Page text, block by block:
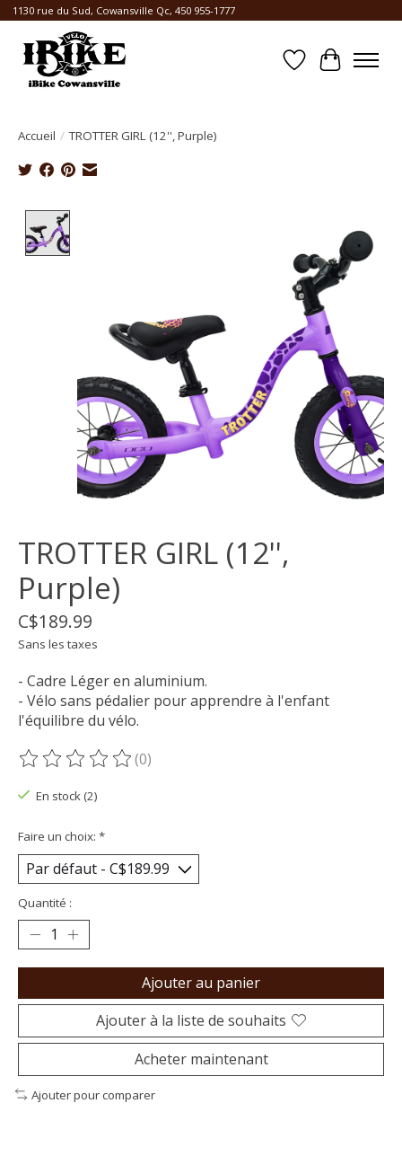
1130 rue du Sud, Cowansville Qc, 450 955-1777
Liste dePanier
Accueil / TROTTER GIRL (12'', Purple)
TROTTER GIRL (12'',
Purple)
C$189.99
Sans les taxes
- Cadre Léger en aluminium.
- Vélo sans pédalier pour apprendre à l'enfant
l'équilibre du vélo.
Ce produit est évalué à
(0)
En stock (2)
Faire un choix: *
Quantité :
Ajouter au panier
Ajouter à la liste de souhaits
Acheter maintenant
Ajouter pour comparer